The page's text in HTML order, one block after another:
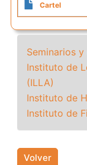
Cartel
Seminarios
Instituto de
(ILLA)
Instituto de
Instituto de
Volver